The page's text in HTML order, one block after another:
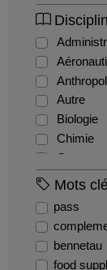
Autre
Biologie
Chimie
Droit civil
Droit
Mots
pass
bennetau
food